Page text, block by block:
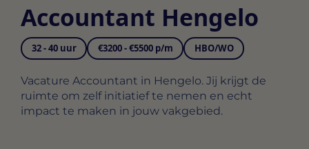
Accountant Hengelo
32 - 40 uur €3200 - €5500 p/m HBO/WO
Vacature Accountant in Hengelo. Jij krijgt de
ruimte om zelf initiatief te nemen en echt
impact te maken in jouw vakgebied.